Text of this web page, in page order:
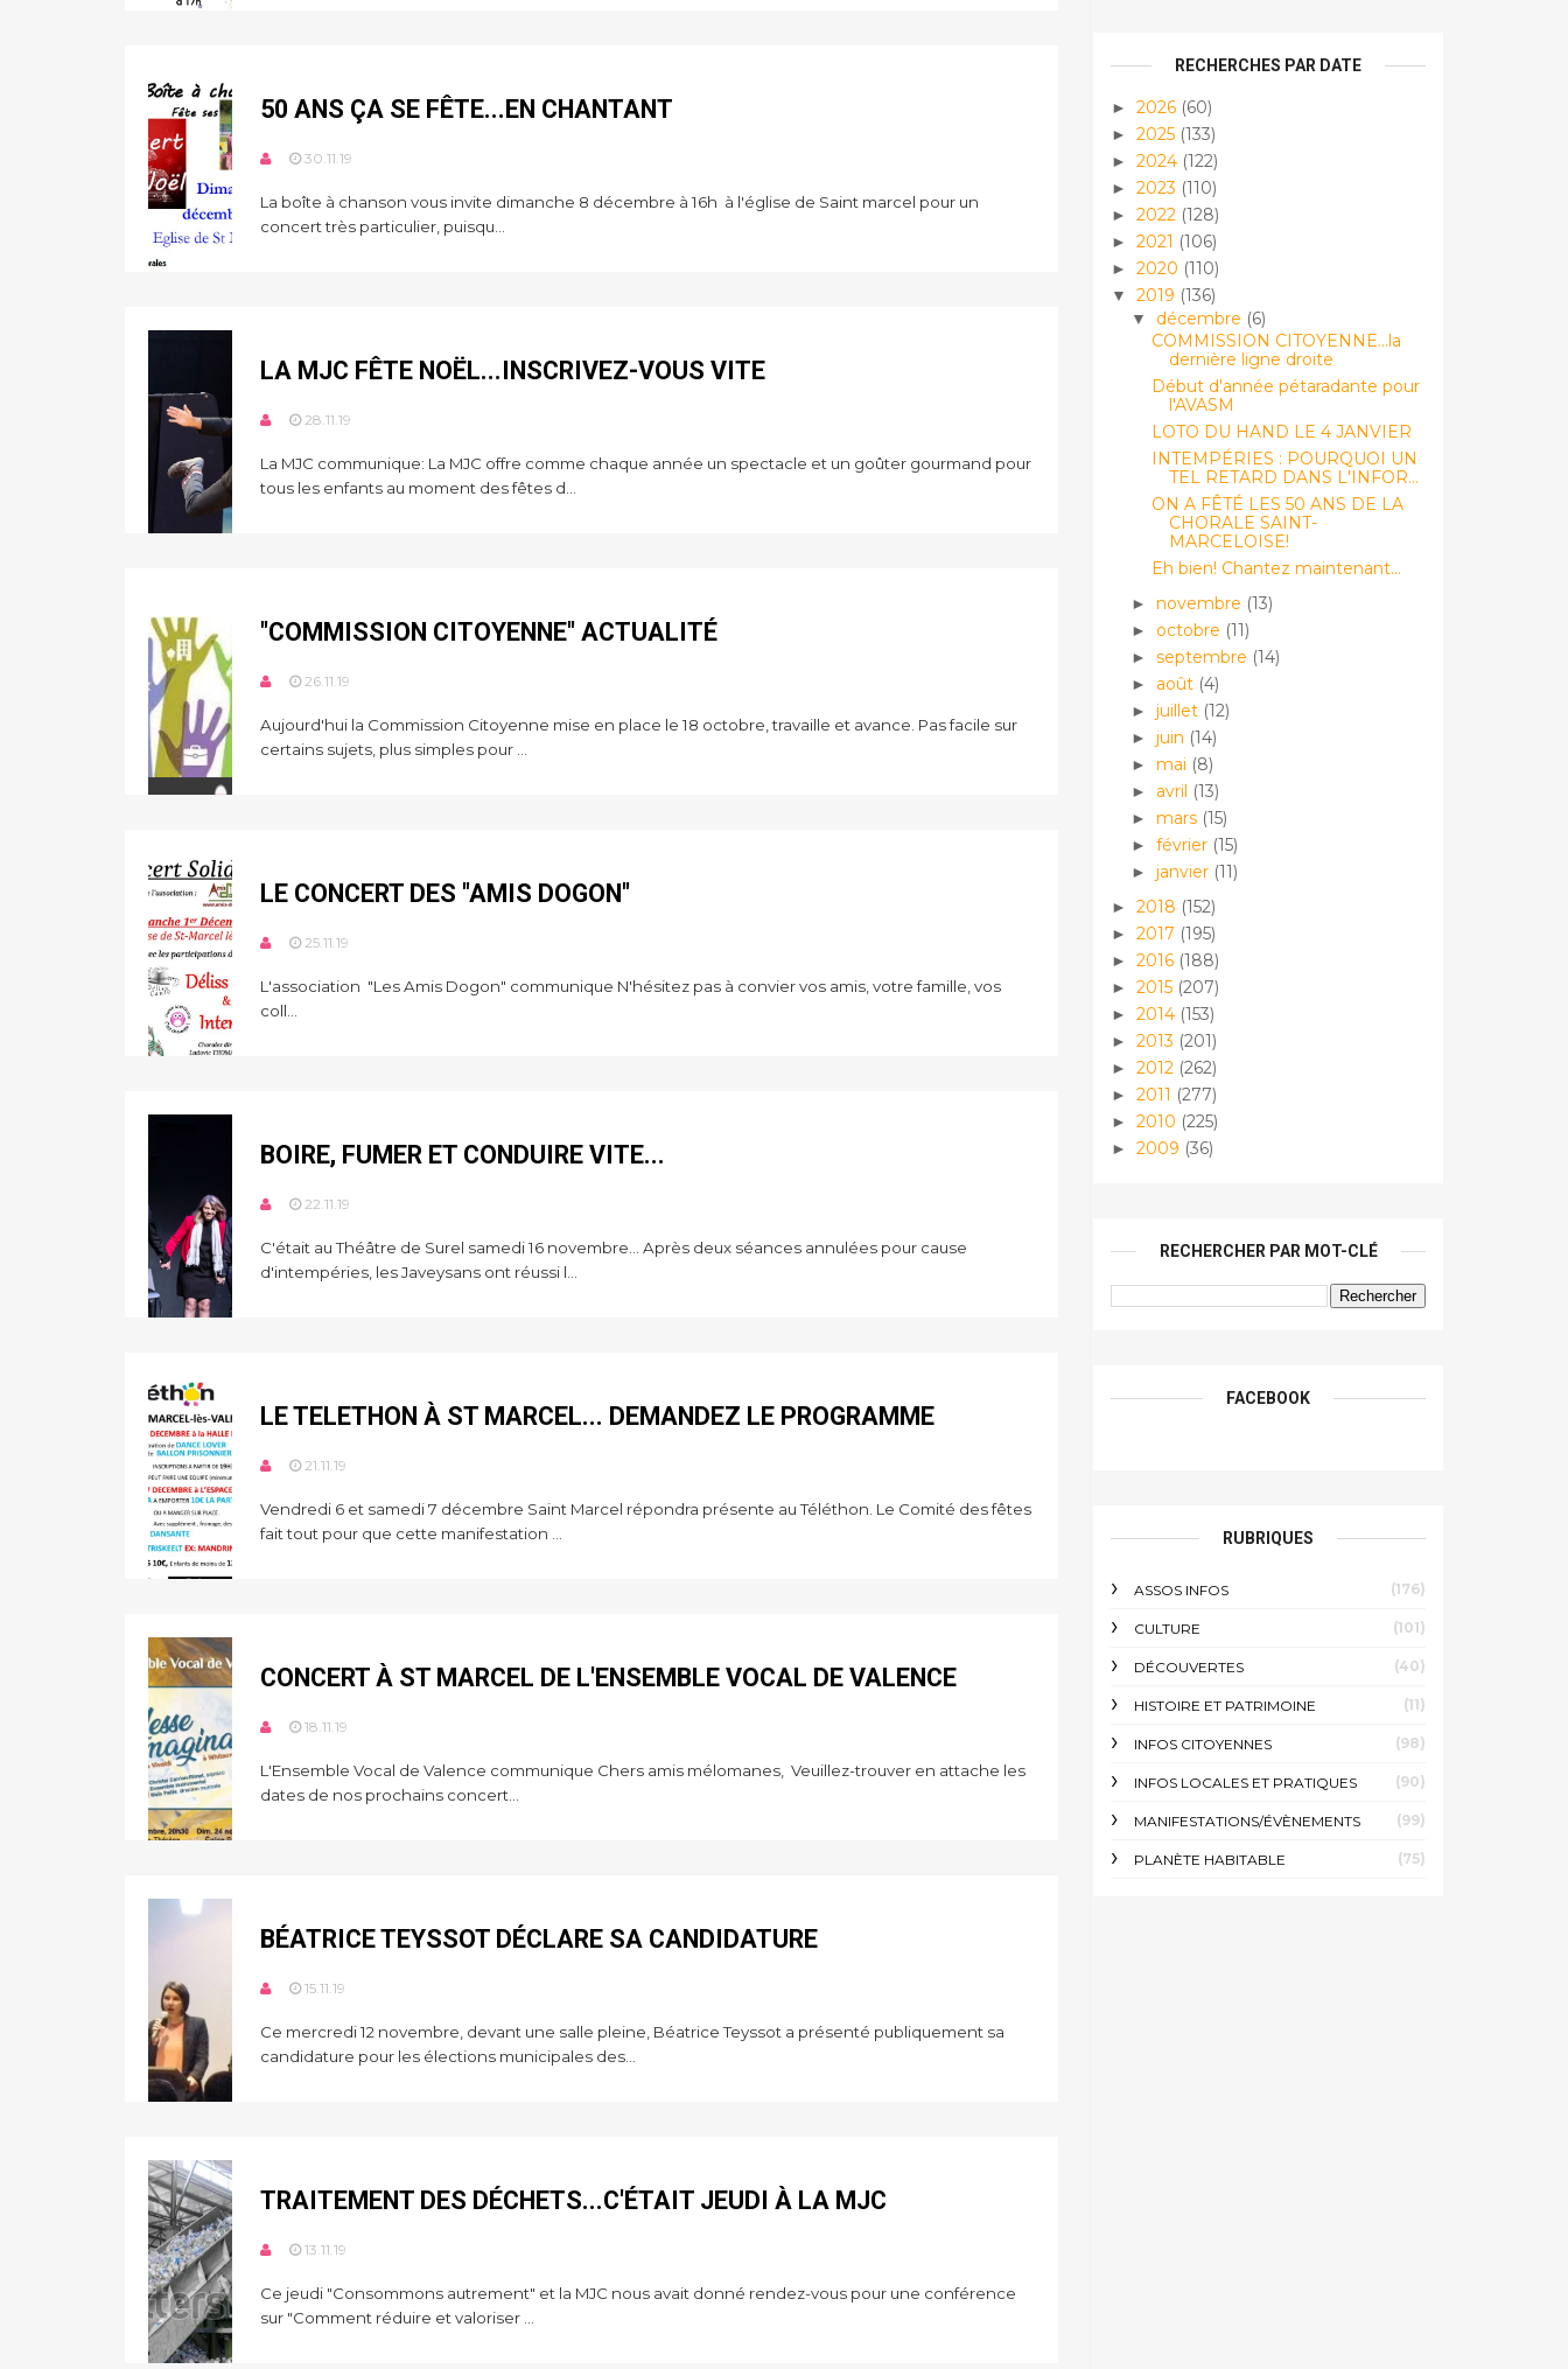
50 ANS ÇA SE FÊTE...EN CHANTANT
30.11.19
La boîte à chanson vous invite dimanche 8 décembre à 16h à l'église de Saint marcel pour un
concert très particulier, puisqu...
LA MJC FÊTE NOËL...INSCRIVEZ-VOUS VITE
28.11.19
La MJC communique: La MJC offre comme chaque année un spectacle et un goûter gourmand pour
tous les enfants au moment des fêtes d...
"COMMISSION CITOYENNE" ACTUALITÉ
26.11.19
Aujourd'hui la Commission Citoyenne mise en place le 18 octobre, travaille et avance. Pas facile sur
certains sujets, plus simples pour ...
LE CONCERT DES "AMIS DOGON"
25.11.19
L'association "Les Amis Dogon" communique N'hésitez pas à convier vos amis, votre famille, vos
coll...
BOIRE, FUMER ET CONDUIRE VITE...
22.11.19
C'était au Théâtre de Surel samedi 16 novembre... Après deux séances annulées pour cause
d'intempéries, les Javeysans ont réussi l...
LE TELETHON À ST MARCEL... DEMANDEZ LE PROGRAMME
21.11.19
Vendredi 6 et samedi 7 décembre Saint Marcel répondra présente au Téléthon. Le Comité des fêtes
fait tout pour que cette manifestation ...
CONCERT À ST MARCEL DE L'ENSEMBLE VOCAL DE VALENCE
18.11.19
L'Ensemble Vocal de Valence communique Chers amis mélomanes, Veuillez-trouver en attache les
dates de nos prochains concert...
BÉATRICE TEYSSOT DÉCLARE SA CANDIDATURE
15.11.19
Ce mercredi 12 novembre, devant une salle pleine, Béatrice Teyssot a présenté publiquement sa
candidature pour les élections municipales des...
TRAITEMENT DES DÉCHETS...C'ÉTAIT JEUDI À LA MJC
13.11.19
Ce jeudi "Consommons autrement" et la MJC nous avait donné rendez-vous pour une conférence
sur "Comment réduire et valoriser ...
RECHERCHES PAR DATE
► 2026 (60)
► 2025 (133)
► 2024 (122)
► 2023 (110)
► 2022 (128)
► 2021 (106)
► 2020 (110)
▼ 2019 (136)
▼ décembre (6)
COMMISSION CITOYENNE...la
dernière ligne droite
Début d'année pétaradante pour
l'AVASM
LOTO DU HAND LE 4 JANVIER
INTEMPÉRIES : POURQUOI UN
TEL RETARD DANS L'INFOR...
ON A FÊTÉ LES 50 ANS DE LA
CHORALE SAINT-
MARCELOISE!
Eh bien! Chantez maintenant...
► novembre (13)
► octobre (11)
► septembre (14)
► août (4)
► juillet (12)
► juin (14)
► mai (8)
► avril (13)
► mars (15)
► février (15)
► janvier (11)
► 2018 (152)
► 2017 (195)
► 2016 (188)
► 2015 (207)
► 2014 (153)
► 2013 (201)
► 2012 (262)
► 2011 (277)
► 2010 (225)
► 2009 (36)
RECHERCHER PAR MOT-CLÉ
FACEBOOK
RUBRIQUES
ASSOS INFOS (176)
CULTURE (101)
DÉCOUVERTES (40)
HISTOIRE ET PATRIMOINE (11)
INFOS CITOYENNES (98)
INFOS LOCALES ET PRATIQUES (90)
MANIFESTATIONS/ÉVÈNEMENTS (99)
PLANÈTE HABITABLE (75)